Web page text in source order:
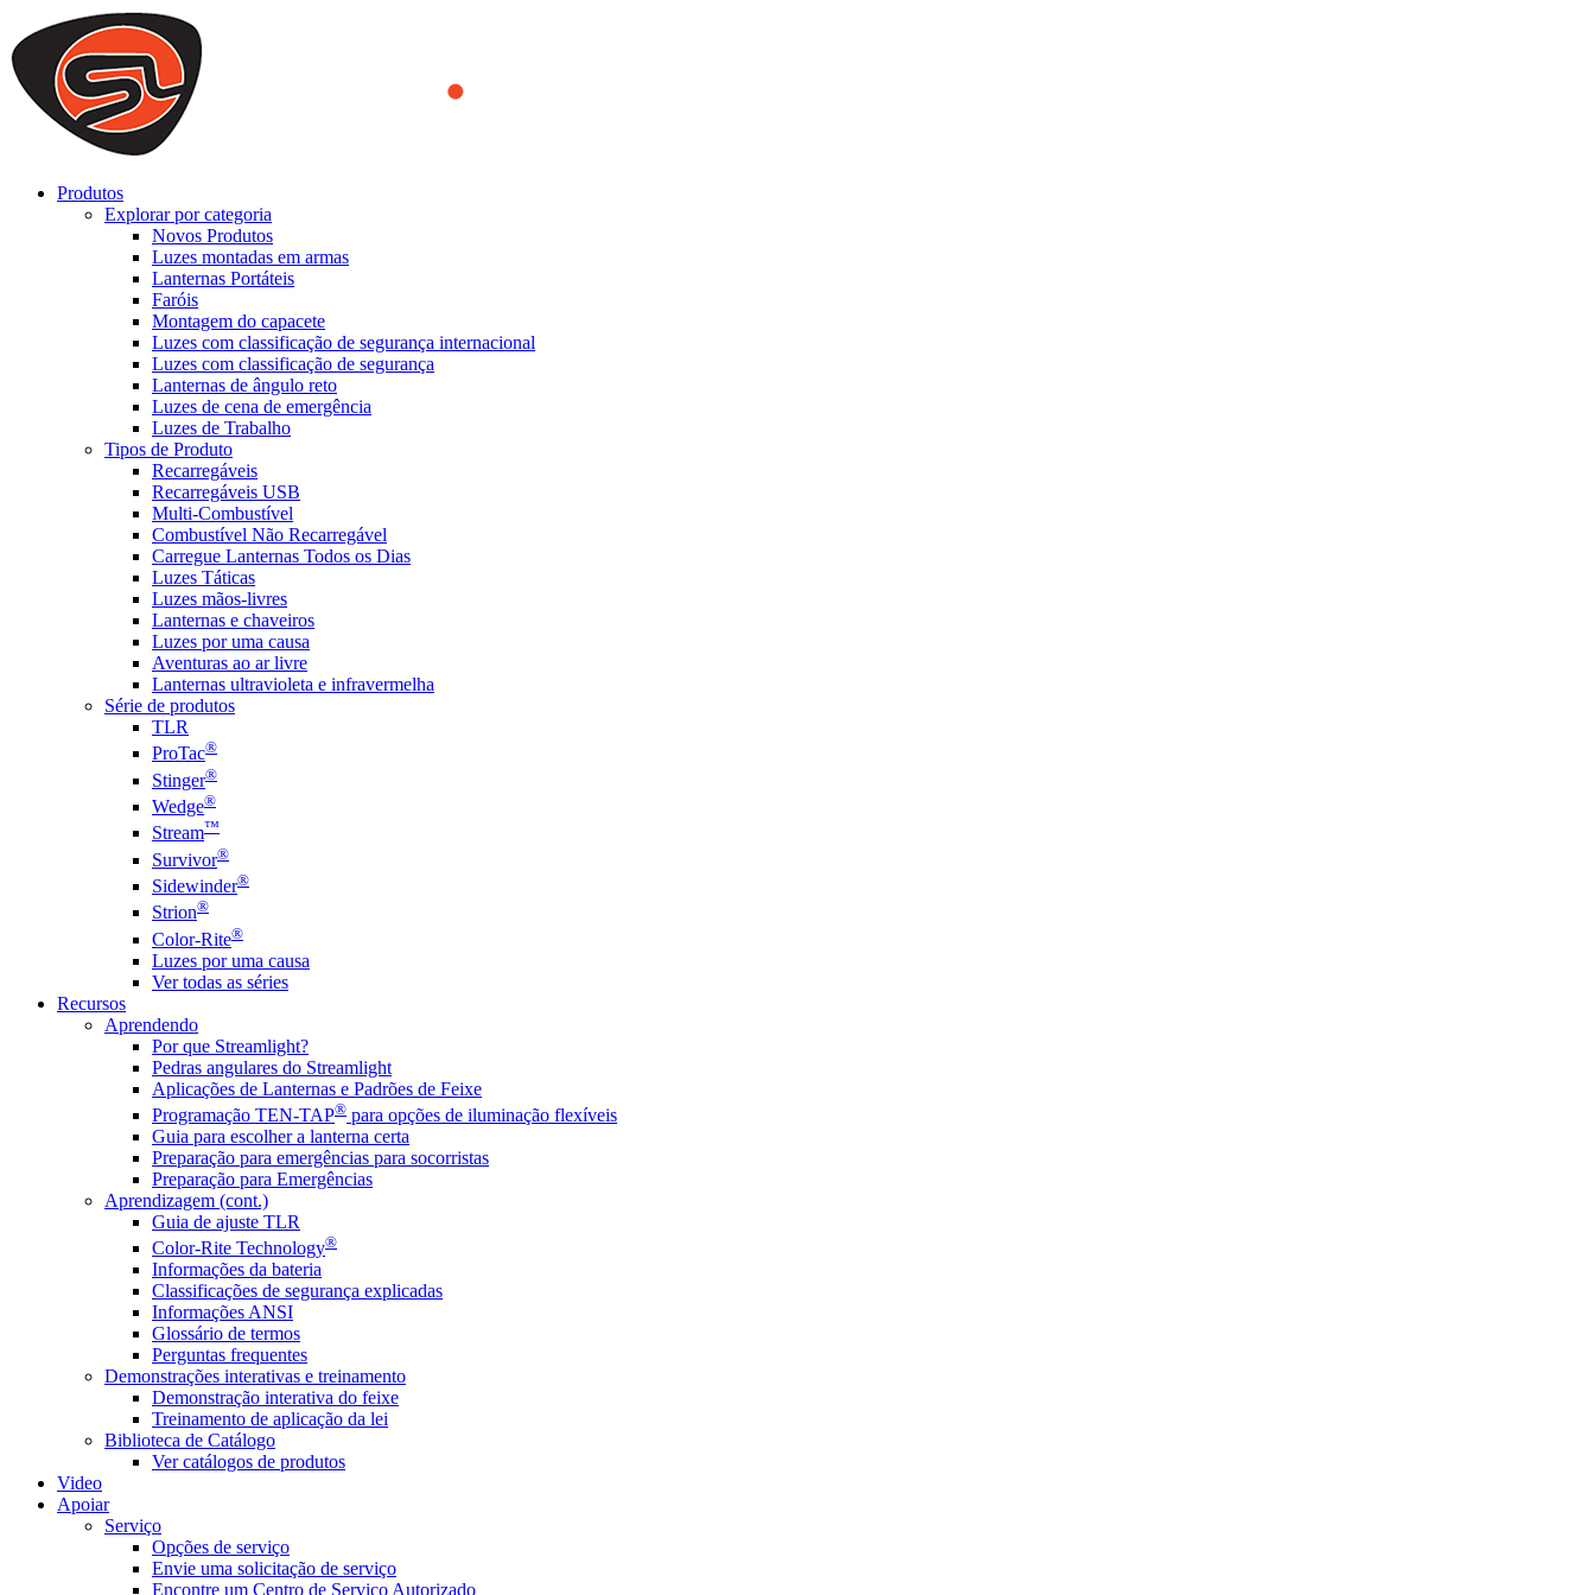
We use cookies to ensure that we provide you the best experience on our website. By continuing to browse this website, you accept that cookies are used to help us analyze how the website is used and to offer
you a better experience. To learn more or to find out how you can disable cookies, you can access our
ACCEPT AND CLOSE
Produtos
Explorar por categoria
Novos Produtos
Luzes montadas em armas
Lanternas Portáteis
Faróis
Montagem do capacete
Luzes com classificação de segurança internacional
Luzes com classificação de segurança
Lanternas de ângulo reto
Luzes de cena de emergência
Luzes de Trabalho
Tipos de Produto
Recarregáveis
Recarregáveis USB
Multi-Combustível
Combustível Não Recarregável
Carregue Lanternas Todos os Dias
Luzes Táticas
Luzes mãos-livres
Lanternas e chaveiros
Luzes por uma causa
Aventuras ao ar livre
Lanternas ultravioleta e infravermelha
Série de produtos
TLR
ProTac®
Stinger®
Wedge®
Stream™
Survivor®
Sidewinder®
Strion®
Color-Rite®
Luzes por uma causa
Ver todas as séries
Recursos
Aprendendo
Por que Streamlight?
Pedras angulares do Streamlight
Aplicações de Lanternas e Padrões de Feixe
Programação TEN-TAP® para opções de iluminação flexíveis
Guia para escolher a lanterna certa
Preparação para emergências para socorristas
Preparação para Emergências
Aprendizagem (cont.)
Guia de ajuste TLR
Color-Rite Technology®
Informações da bateria
Classificações de segurança explicadas
Informações ANSI
Glossário de termos
Perguntas frequentes
Demonstrações interativas e treinamento
Demonstração interativa do feixe
Treinamento de aplicação da lei
Biblioteca de Catálogo
Ver catálogos de produtos
Video
Apoiar
Serviço
Opções de serviço
Envie uma solicitação de serviço
Encontre um Centro de Serviço Autorizado